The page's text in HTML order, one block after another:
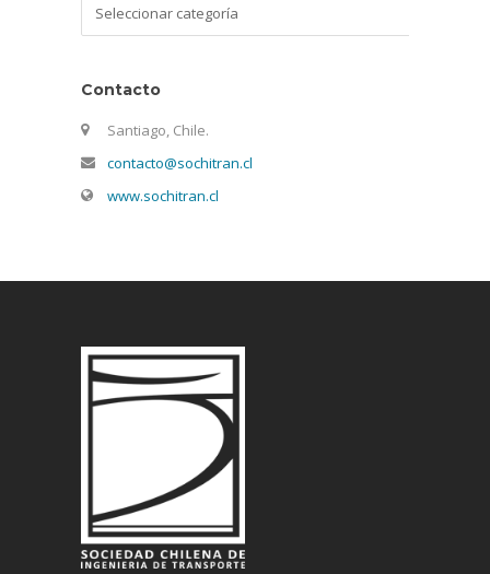
Contacto
Santiago, Chile.
contacto@sochitran.cl
www.sochitran.cl